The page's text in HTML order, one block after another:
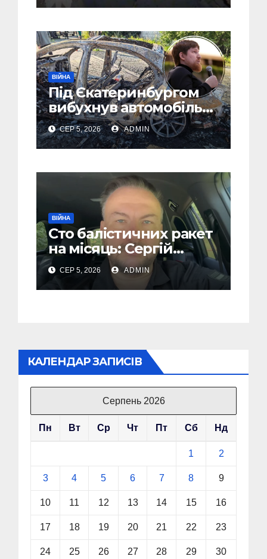
ВІЙНА
Під Єкатеринбургом
вибухнув автомобіль
голови компанії-
виробника дронів
“Упир” – перші
СЕР 5, 2026 ADMIN
ВІЙНА
Сто балістичних ракет
на місяць: Сергій
“Флеш” закликав
українців готуватися
до гіршого
СЕР 5, 2026 ADMIN
КАЛЕНДАР ЗАПИСІВ
Серпень 2026
Пн Вт Ср Чт Пт Сб Нд
1 2
3 4 5 6 7 8 9
10 11 12 13 14 15 16
17 18 19 20 21 22 23
24 25 26 27 28 29 30